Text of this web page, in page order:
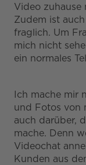
Video
Zudem ist
fraglich. Um
mich nicht
ein normales
Ich mache mir
und Fotos von
auch darüber,
mache. Denn
Videochat
Kunden aus